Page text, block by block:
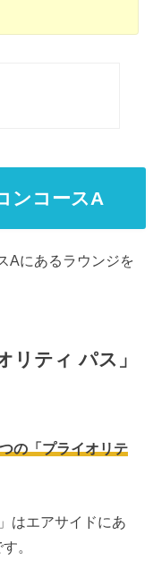
ンコースA
Aにあるラウンジを
リティ パス」
の「プライオリテ
はエアサイドにあ
。